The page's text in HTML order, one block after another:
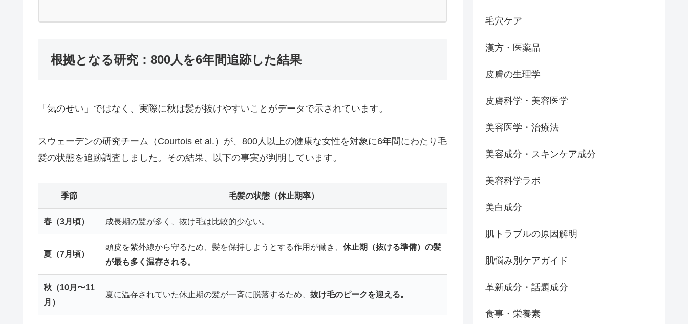
根拠となる研究：800人を6年間追跡した結果
「気のせい」ではなく、実際に秋は髪が抜けやすいことがデータで示されています。
スウェーデンの研究チーム（Courtois et al.）が、800人以上の健康な女性を対象に6年間にわたり毛
髪の状態を追跡調査しました。その結果、以下の事実が判明しています。
季節 毛髪の状態（休止期率）
春（3月頃） 成長期の髪が多く、抜け毛は比較的少ない。
夏（7月頃）
頭皮を紫外線から守るため、髪を保持しようとする作用が働き、 休止期（抜ける準備）の髪
が最も多く温存される。
秋（10月〜11
月）
夏に温存されていた休止期の髪が一斉に脱落するため、 抜け毛のピークを迎える。
毛穴ケア
漢方・医薬品
皮膚の生理学
皮膚科学・美容医学
美容医学・治療法
美容成分・スキンケア成分
美容科学ラボ
美白成分
肌トラブルの原因解明
肌悩み別ケアガイド
革新成分・話題成分
食事・栄養素